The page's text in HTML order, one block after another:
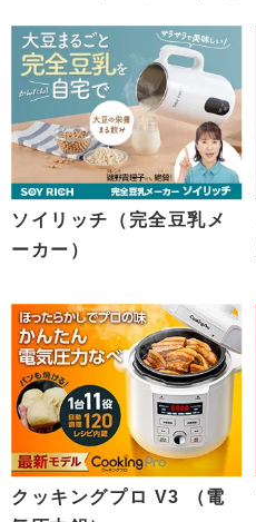
ソイリッチ（完全豆乳メ
ーカー）
クッキングプロ V3 （電